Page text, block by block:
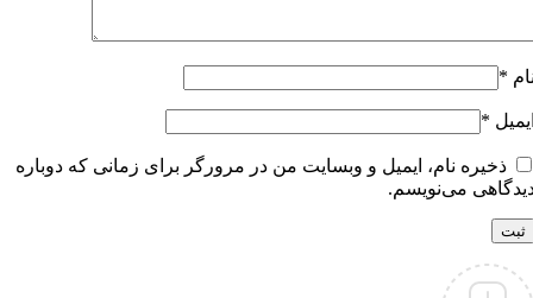
*
*
ذخیره نام، ایمیل و وبسایت من در مرورگر برای زمانی که دوباره
می‌نویسم.